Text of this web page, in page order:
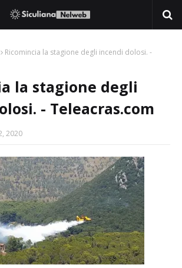
Ricomincia la stagione degli incendi dolosi. -
la stagione degli
- Teleacras.com
2020